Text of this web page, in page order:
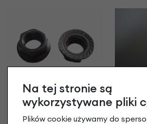
Śruba na oś M10 x 1,25
mm
4,90 zł
Na tej stronie są
wykorzystywane pliki
Plików cookie używamy do